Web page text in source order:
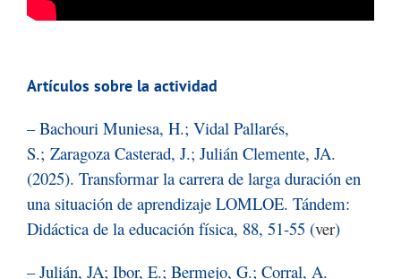
Artículos sobre la actividad
– Bachouri Muniesa, H.; Vidal Pallarés,
S.; Zaragoza Casterad, J.; Julián Clemente, JA.
(2025). Transformar la carrera de larga duración en
una situación de aprendizaje LOMLOE. Tándem:
Didáctica de la educación física, 88, 51-55 (ver)
– Julián, JA; Ibor, E.; Bermejo, G.; Corral, A.